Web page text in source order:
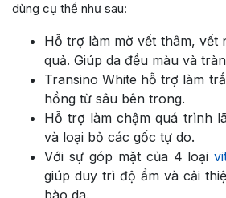
dùng cụ thể như sau:
Hỗ trợ làm mờ vết thâm, vết
quả. Giúp da đều màu và
Transino White hỗ trợ làm
hồng từ sâu bên trong.
Hỗ trợ làm chậm quá trình
và loại bỏ các gốc tự do.
Với sự góp mặt của 4 loại
giúp duy trì độ ẩm và cải